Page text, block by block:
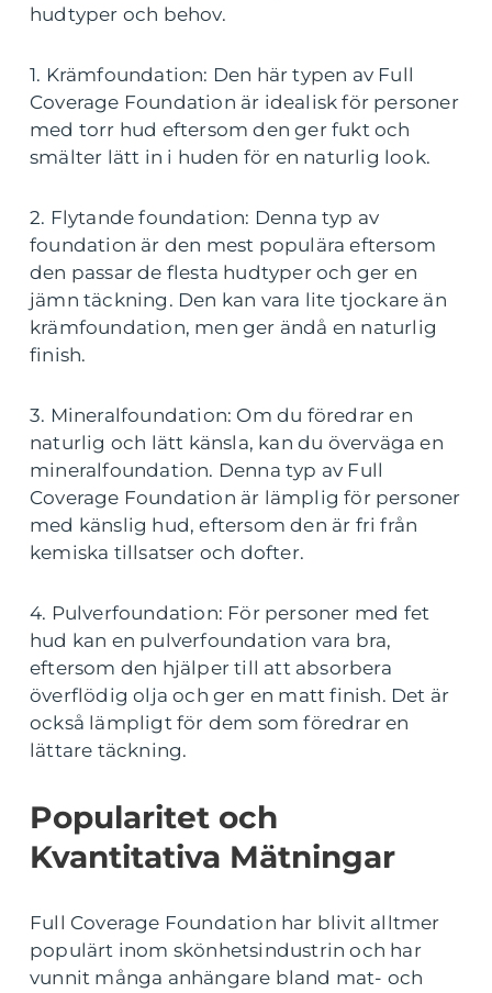
hudtyper och behov.
1. Krämfoundation: Den här typen av Full
Coverage Foundation är idealisk för personer
med torr hud eftersom den ger fukt och
smälter lätt in i huden för en naturlig look.
2. Flytande foundation: Denna typ av
foundation är den mest populära eftersom
den passar de flesta hudtyper och ger en
jämn täckning. Den kan vara lite tjockare än
krämfoundation, men ger ändå en naturlig
finish.
3. Mineralfoundation: Om du föredrar en
naturlig och lätt känsla, kan du överväga en
mineralfoundation. Denna typ av Full
Coverage Foundation är lämplig för personer
med känslig hud, eftersom den är fri från
kemiska tillsatser och dofter.
4. Pulverfoundation: För personer med fet
hud kan en pulverfoundation vara bra,
eftersom den hjälper till att absorbera
överflödig olja och ger en matt finish. Det är
också lämpligt för dem som föredrar en
lättare täckning.
Popularitet och
Kvantitativa Mätningar
Full Coverage Foundation har blivit alltmer
populärt inom skönhetsindustrin och har
vunnit många anhängare bland mat- och